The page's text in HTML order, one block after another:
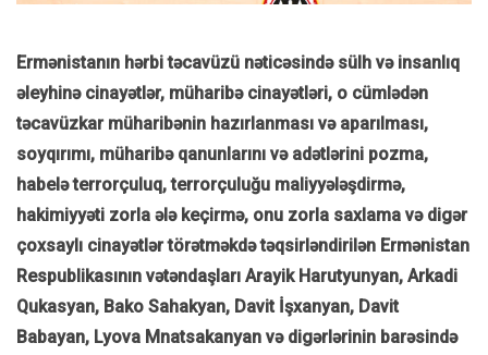
Ermənistanın hərbi təcavüzü nəticəsində sülh və insanlıq
əleyhinə cinayətlər, müharibə cinayətləri, o cümlədən
təcavüzkar müharibənin hazırlanması və aparılması,
soyqırımı, müharibə qanunlarını və adətlərini pozma,
habelə terrorçuluq, terrorçuluğu maliyyələşdirmə,
hakimiyyəti zorla ələ keçirmə, onu zorla saxlama və digər
çoxsaylı cinayətlər törətməkdə təqsirləndirilən Ermənistan
Respublikasının vətəndaşları Arayik Harutyunyan, Arkadi
Qukasyan, Bako Sahakyan, Davit İşxanyan, Davit
Babayan, Lyova Mnatsakanyan və digərlərinin barəsində